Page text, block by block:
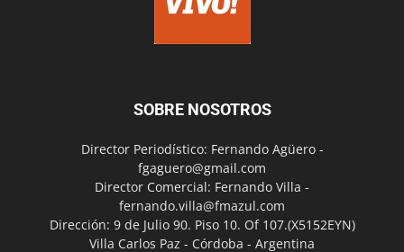
SOBRE NOSOTROS
Director Periodístico: Fernando Agüero -
fgaguero@gmail.com
Director Comercial: Fernando Villa -
fernando.villa@fmazul.com
Dirección: 9 de Julio 90. Piso 10. Of 107.(X5152EYN)
Villa Carlos Paz - Córdoba - Argentina